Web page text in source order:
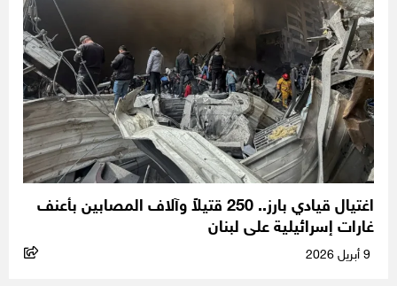
اغتيال قيادي بارز.. 250 قتيلاً وآلاف المصابين بأعنف
غارات إسرائيلية على لبنان